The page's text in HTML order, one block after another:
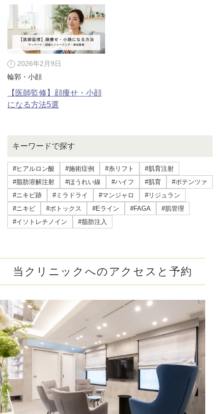
井畑 峰紀 医師 安形省吾 医師
キーワードで探す
#ヒアルロン酸 #施術症例 #糸リフト
#肌育注射
#脂肪溶解注射
#ほうれい線 #ハイフ #肌育
#ポテンツァ
#ニキビ跡
#ミラドライ #マンジャロ
#リジュラン
#ニキビ
#ボトックス #Eライン #FAGA
#肌管理
#イソトレチノイン
#脂肪注入
2026年2月9日
輪郭・小顔
【医師監修】顔痩せ・小顔
になる方法5選
当クリニックへのアクセスと予約